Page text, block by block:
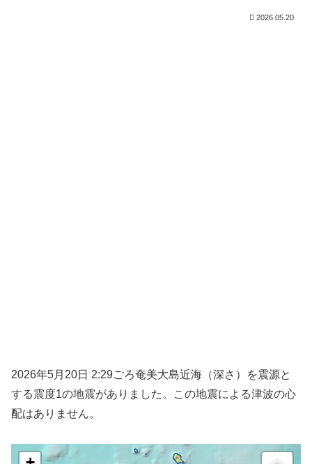
2026.05.20
2026年5月20日 2:29ごろ奄美大島近海（深さ）を震源と
する震度1の地震がありました。この地震による津波の心
配はありません。